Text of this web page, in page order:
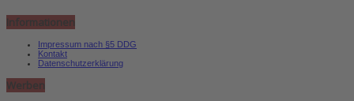
Informationen
Impressum nach §5 DDG
Kontakt
Datenschutzerklärung
Werben